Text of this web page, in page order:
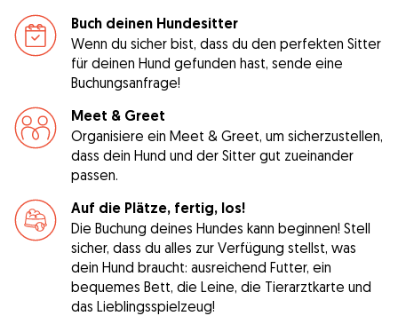
Buch deinen Hundesitter
Wenn du sicher bist, dass du den perfekten Sitter
für deinen Hund gefunden hast, sende eine
Buchungsanfrage!
Meet & Greet
Organisiere ein Meet & Greet, um sicherzustellen,
dass dein Hund und der Sitter gut zueinander
passen.
Auf die Plätze, fertig, los!
Die Buchung deines Hundes kann beginnen! Stell
sicher, dass du alles zur Verfügung stellst, was
dein Hund braucht: ausreichend Futter, ein
bequemes Bett, die Leine, die Tierarztkarte und
das Lieblingsspielzeug!